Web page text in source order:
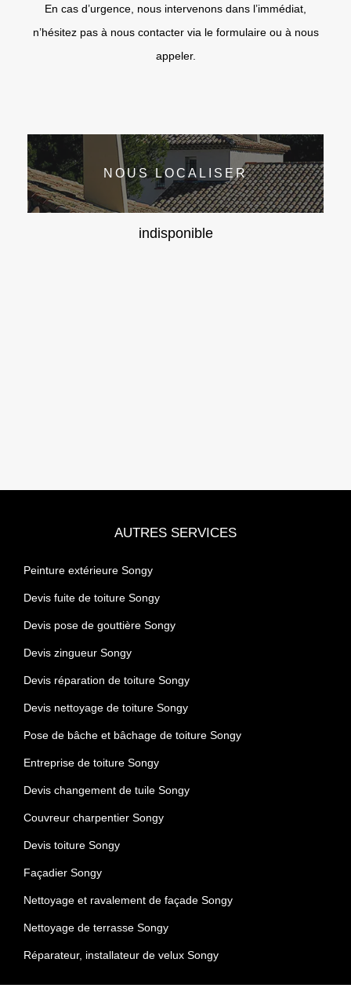
En cas d’urgence, nous intervenons dans l’immédiat,
n’hésitez pas à nous contacter via le formulaire ou à nous
appeler.
NOUS LOCALISER
indisponible
AUTRES SERVICES
Peinture extérieure Songy
Devis fuite de toiture Songy
Devis pose de gouttière Songy
Devis zingueur Songy
Devis réparation de toiture Songy
Devis nettoyage de toiture Songy
Pose de bâche et bâchage de toiture Songy
Entreprise de toiture Songy
Devis changement de tuile Songy
Couvreur charpentier Songy
Devis toiture Songy
Façadier Songy
Nettoyage et ravalement de façade Songy
Nettoyage de terrasse Songy
Réparateur, installateur de velux Songy